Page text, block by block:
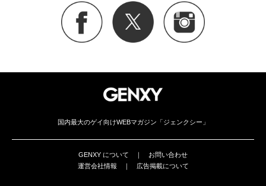
国内最大のゲイ向けWEBマガジン「ジェンクシー」
GENXY について ｜ お問い合わせ
運営会社情報 ｜ 広告掲載について